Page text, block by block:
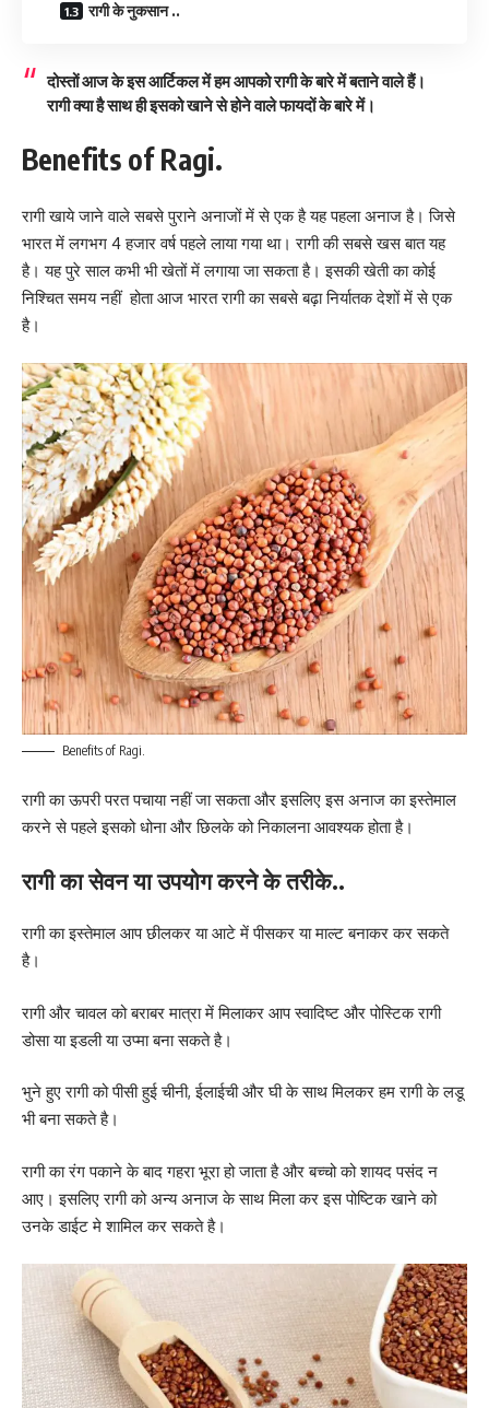
रागी के नुकसान ..
दोस्तों आज के इस आर्टिकल में हम आपको रागी के बारे में बताने वाले हैं।
रागी क्या है साथ ही इसको खाने से होने वाले फायदों के बारे में।
Benefits of Ragi.
रागी खाये जाने वाले सबसे पुराने अनाजों में से एक है यह पहला अनाज है। जिसे
भारत में लगभग 4 हजार वर्ष पहले लाया गया था। रागी की सबसे खस बात यह
है। यह पुरे साल कभी भी खेतों में लगाया जा सकता है। इसकी खेती का कोई
निश्चित समय नहीं होता आज भारत रागी का सबसे बढ़ा निर्यातक देशों में से एक
है।
Benefits of Ragi.
रागी का ऊपरी परत पचाया नहीं जा सकता और इसलिए इस अनाज का इस्तेमाल
करने से पहले इसको धोना और छिलके को निकालना आवश्यक होता है।
रागी का सेवन या उपयोग करने के तरीके..
रागी का इस्तेमाल आप छीलकर या आटे में पीसकर या माल्ट बनाकर कर सकते
है।
रागी और चावल को बराबर मात्रा में मिलाकर आप स्वादिष्ट और पोस्टिक रागी
डोसा या इडली या उप्मा बना सकते है।
भुने हुए रागी को पीसी हुई चीनी, ईलाईची और घी के साथ मिलकर हम रागी के लडू
भी बना सकते है।
रागी का रंग पकाने के बाद गहरा भूरा हो जाता है और बच्चो को शायद पसंद न
आए। इसलिए रागी को अन्य अनाज के साथ मिला कर इस पोष्टिक खाने को
उनके डाईट मे शामिल कर सकते है।